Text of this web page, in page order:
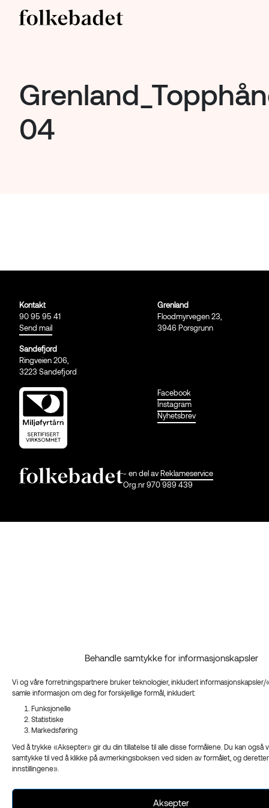
Behandle samtykke for informasjonskapsler
Vi og våre forretningspartnere bruker teknologier, inkludert informasjonskapsler/
samle informasjon om deg for forskjellige formål, inkludert:
Funksjonelle
Statistiske
Markedsføring
Ved å trykke «Aksepter» gir du din tillatelse til alle disse formålene. Du kan også
samtykke til ved å klikke på avmerkingsboksen ved siden av formålet, og
innstillingene».
Aksepter
04
Kontakt
90 95 95 41
Send mail
Grenland
Floodmyrvegen 23,
3946 Porsgrunn
Sandefjord
Ringveien 206,
3223 Sandefjord
Facebook
Instagram
Nyhetsbrev
- en del avReklameservice
Org.nr 970 989 439